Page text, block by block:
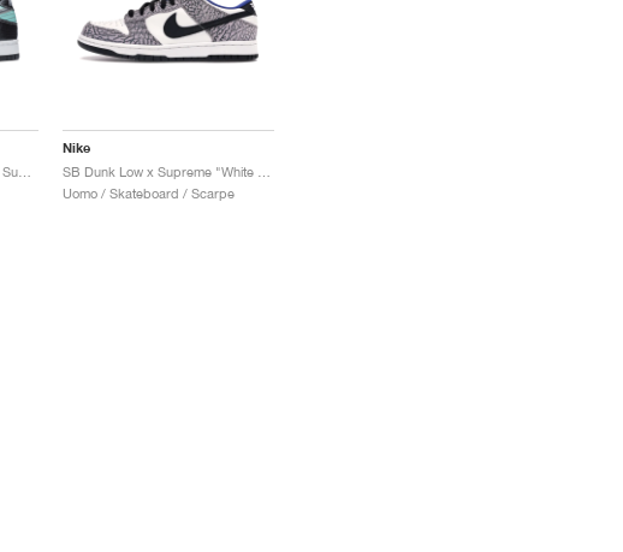
Nike
Uomo / Skateboard / Scarpe